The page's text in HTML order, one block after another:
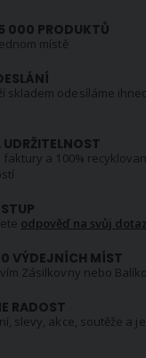
000 PRODUKTŮ
místě
skladem odesíláme
a 100%
odpověď na svůj dotaz
VÝDEJNÍCH MÍST
Zásilkovny nebo
RADOST
slevy, akce, soutěže a